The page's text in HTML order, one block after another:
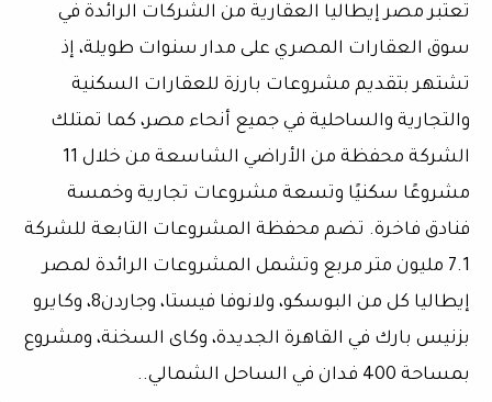
تعتبر مصر إيطاليا العقارية من الشركات الرائدة في
سوق العقارات المصري على مدار سنوات طويلة، إذ
تشتهر بتقديم مشروعات بارزة للعقارات السكنية
والتجارية والساحلية في جميع أنحاء مصر، كما تمتلك
الشركة محفظة من الأراضي الشاسعة من خلال 11
مشروعًا سكنيًا وتسعة مشروعات تجارية وخمسة
فنادق فاخرة. تضم محفظة المشروعات التابعة للشركة
7.1 مليون متر مربع وتشمل المشروعات الرائدة لمصر
إيطاليا كل من البوسكو، ولانوفا فيستا، وجاردن8، وكايرو
بزنيس بارك في القاهرة الجديدة، وكاى السخنة، ومشروع
بمساحة 400 فدان في الساحل الشمالي..